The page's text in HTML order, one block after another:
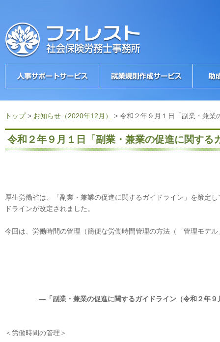
トップ> お知らせ（2020年12月） > 令和２年９月１日「副業・兼業
令和２年９月１日「副業・兼業の促進に関する
厚生労働省は、「副業・兼業の促進に関するガイドライン」を策定
ドラインが改定されました。
今回は、労働時間の管理（簡便な労働時間管理の方法（「管理モデ
―「副業・兼業の促進に関するガイドライン（令和２年
＜労働時間の管理＞